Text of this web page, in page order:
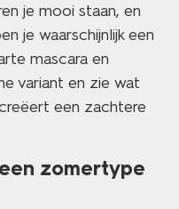
je mooi staan, en
je waarschijnlijk een
mascara en
variant en zie wat
een zachtere
zomertype